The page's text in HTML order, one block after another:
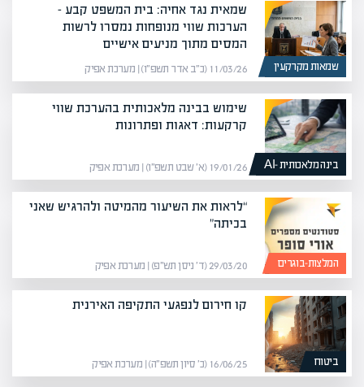
שמאות מקרקעין
שמאית נגד אחיה: בית המשפט קבע –
הערכות שווי מנופחות נמסרו לרשות
המסים מתוך מניעים אישיים
11/03/26 (כ״ב אדר תשפ״ו) | מערכת אפיק
בינה מלאכותית -AI
שימוש בבינה מלאכותית בהערכת שווי
קרקעות: דאגות ופתרונות
19/01/26 (א׳ שבט תשפ״ו) | מערכת אפיק
המלצות-בוגרים
“לראות את השיעור מהמיטה ולהרגיש שאני
בכיתה”
29/03/20 (ד׳ ניסן תש״פ) | מערכת אפיק
ביטוח
קו חירום לנפגעי התקיפה האירנית
16/06/25 (כ׳ סיון תשפ״ה) | מערכת אפיק